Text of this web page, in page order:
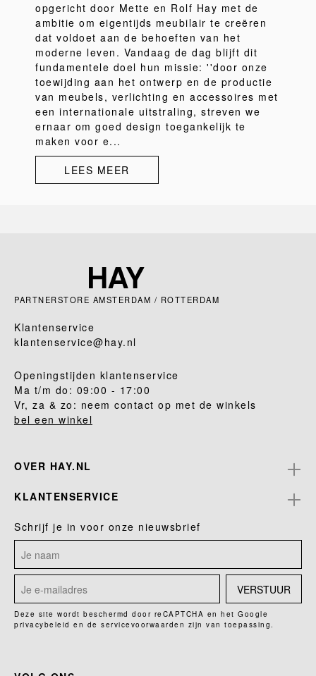
opgericht door Mette en Rolf Hay met de
ambitie om eigentijds meubilair te creëren
dat voldoet aan de behoeften van het
moderne leven. Vandaag de dag blijft dit
fundamentele doel hun missie: ''door onze
toewijding aan het ontwerp en de productie
van meubels, verlichting en accessoires met
een internationale uitstraling, streven we
ernaar om goed design toegankelijk te
maken voor e...
LEES MEER
PARTNERSTORE AMSTERDAM / ROTTERDAM
Klantenservice
klantenservice@hay.nl
Openingstijden klantenservice
Ma t/m do: 09:00 - 17:00
Vr, za & zo: neem contact op met de winkels
bel een winkel
OVER HAY.NL
KLANTENSERVICE
Schrijf je in voor onze nieuwsbrief
VERSTUUR
Deze site wordt beschermd door reCAPTCHA en het Google
privacybeleid en de servicevoorwaarden zijn van toepassing.